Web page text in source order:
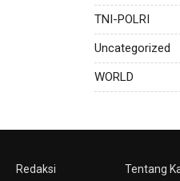
TNI-POLRI
Uncategorized
WORLD
Redaksi
Tentang